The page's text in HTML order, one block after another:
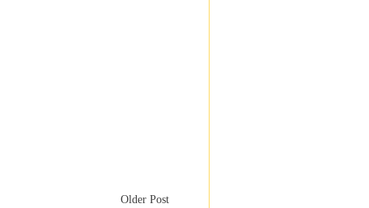
Older Post